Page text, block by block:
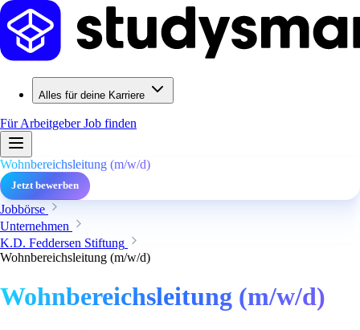
Alles für deine Karriere
Für ArbeitgeberJob finden
Wohnbereichsleitung (m/w/d)
Jetzt bewerben
Jobbörse
Unternehmen
K.D. Feddersen Stiftung
Wohnbereichsleitung (m/w/d)
Wohnbereichsleitung (m/w/d)